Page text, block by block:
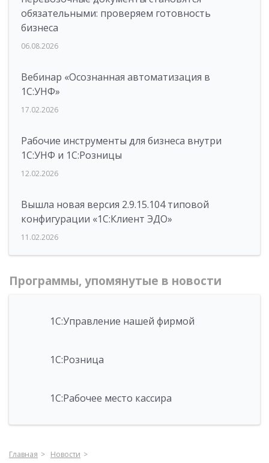
обязательными: проверяем готовность
бизнеса
06.08.2026
Вебинар «Осознанная автоматизация в
1С:УНФ»
17.02.2026
Рабочие инструменты для бизнеса внутри
1С:УНФ и 1С:Розницы
12.02.2026
Вышла новая версия 2.9.15.104 типовой
конфигурации «1С:Клиент ЭДО»
11.02.2026
Программы, упомянутые в новости
1С:Управление нашей фирмой
1С:Розница
1С:Рабочее место кассира
Главная
Новости